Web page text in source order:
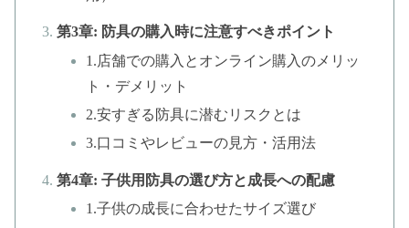
第3章: 防具の購入時に注意すべきポイント
1.店舗での購入とオンライン購入のメリッ
ト・デメリット
2.安すぎる防具に潜むリスクとは
3.口コミやレビューの見方・活用法
第4章: 子供用防具の選び方と成長への配慮
1.子供の成長に合わせたサイズ選び